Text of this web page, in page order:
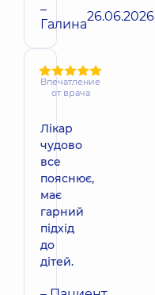
–
Галина26.06.2026
Впечатление
от врача
Лікар
чудово
все
пояснює,
має
гарний
підхід
до
дітей.